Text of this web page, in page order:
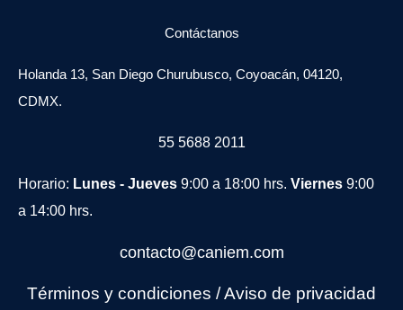
Contáctanos
Holanda 13, San Diego Churubusco, Coyoacán, 04120,
CDMX.
55 5688 2011
Horario: Lunes - Jueves 9:00 a 18:00 hrs. Viernes 9:00
a 14:00 hrs.
contacto@caniem.com
Términos y condiciones /Aviso de privacidad